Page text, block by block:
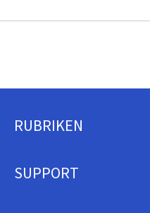
Footer
RUBRIKEN
SUPPORT